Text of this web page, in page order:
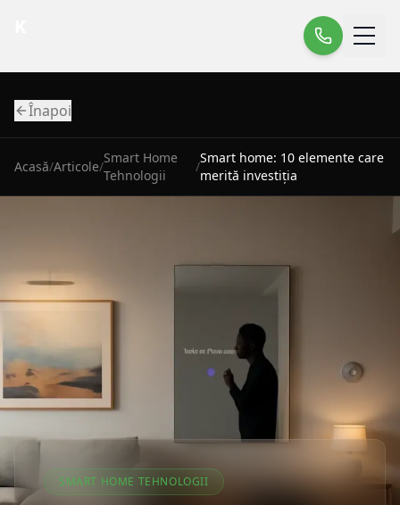
Înapoi
Acasă/Articole/
Smart Home
Tehnologii
/
Smart home: 10 elemente care
merită investiția
SMART HOME TEHNOLOGII